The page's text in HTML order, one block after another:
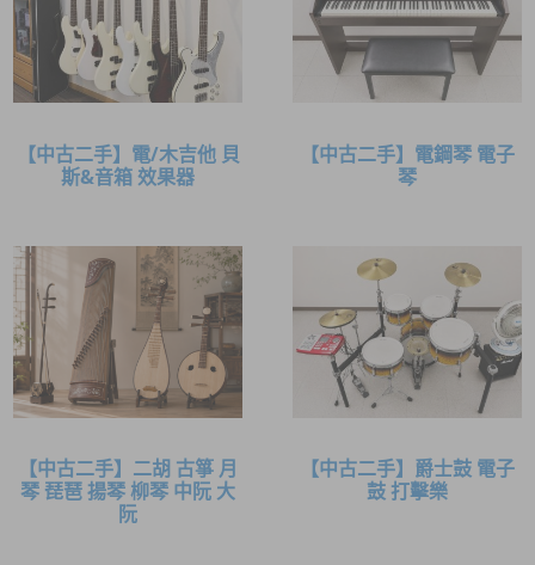
【中古二手】電/木吉他 貝
斯&音箱 效果器
【中古二手】電鋼琴 電子
琴
【中古二手】二胡 古箏 月
琴 琵琶 揚琴 柳琴 中阮 大
阮
【中古二手】爵士鼓 電子
鼓 打擊樂